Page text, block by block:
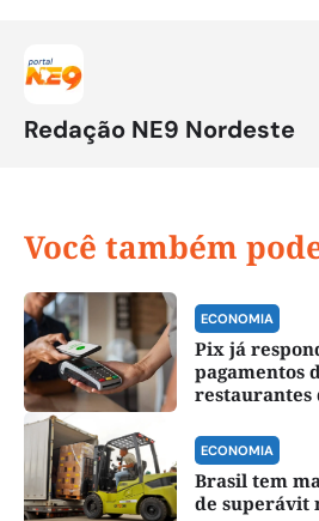
Redação NE9 Nordeste
Você também
ECONOMIA
Pix já
pagamentos
restaurantes
ECONOMIA
Brasil tem
de superávit